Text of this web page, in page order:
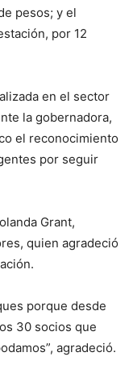
pesos; y el
por 12
en el sector
la gobernadora,
el reconocimiento
por seguir
Grant,
quien agradeció
porque desde
30 socios que
agradeció.